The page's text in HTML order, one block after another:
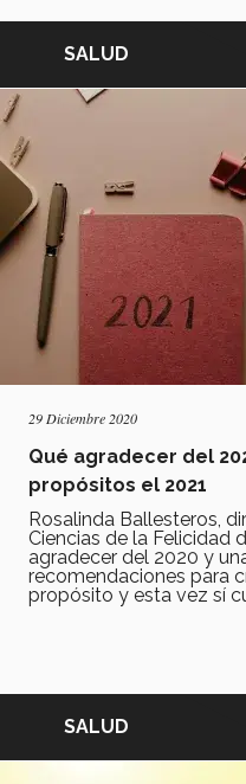
SALUD
29 Diciembre 2020
Qué agradecer del
propósitos el 2021
Rosalinda Ballesteros,
Ciencias de la Felicidad
agradecer del 2020 y
recomendaciones para
propósito y esta vez sí
SALUD